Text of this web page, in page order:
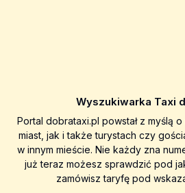
Wyszukiwarka Taxi
Portal dobrataxi.pl powstał z myślą
miast, jak i także turystach czy
w innym mieście. Nie każdy zna
już teraz możesz sprawdzić pod
zamówisz taryfę pod